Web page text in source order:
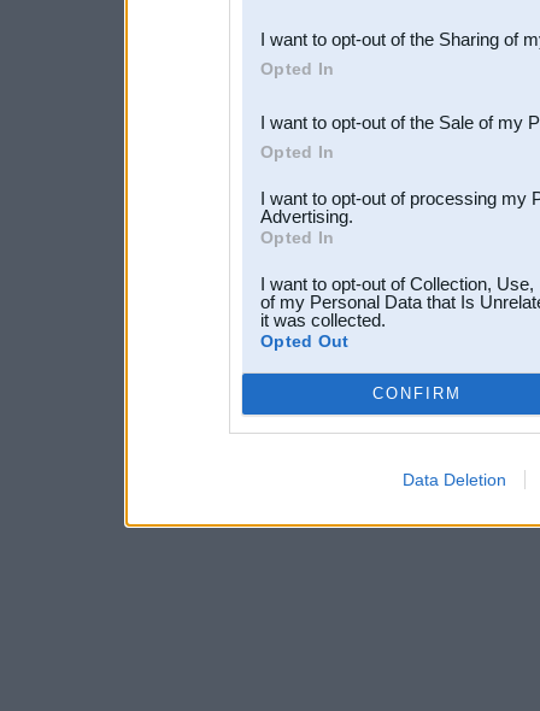
Downstream Participants
third parties.
I want to opt-out of the Sharing of
Opted In
I want to opt-out of the Sale of my
Opted In
I want to opt-out of processing my
Advertising.
Opted In
I want to opt-out of Collection,
of my Personal Data that Is
it was collected.
Opted Out
CONFIRM
Data Deletion